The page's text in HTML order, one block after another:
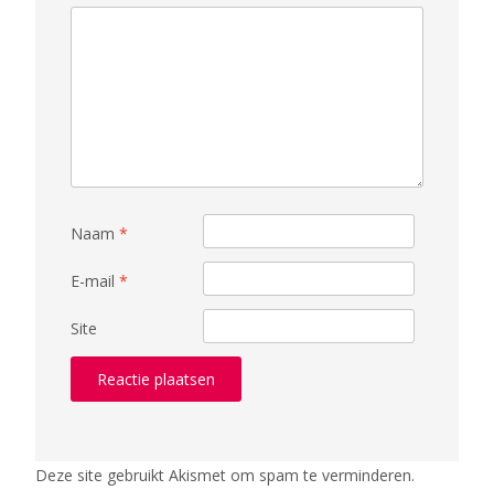
Naam *
E-mail *
Site
Deze site gebruikt Akismet om spam te verminderen.